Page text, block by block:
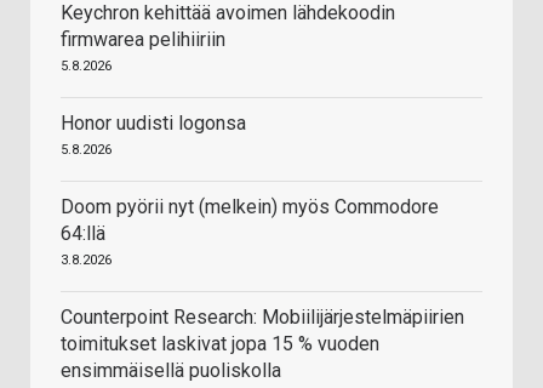
Keychron kehittää avoimen lähdekoodin
firmwarea pelihiiriin
5.8.2026
Honor uudisti logonsa
5.8.2026
Doom pyörii nyt (melkein) myös Commodore
64:llä
3.8.2026
Counterpoint Research: Mobiilijärjestelmäpiirien
toimitukset laskivat jopa 15 % vuoden
ensimmäisellä puoliskolla